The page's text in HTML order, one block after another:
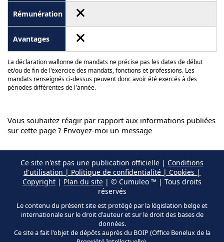
La déclaration wallonne de mandats ne précise pas les dates de début
et/ou de fin de l'exercice des mandats, fonctions et professions. Les
mandats renseignés ci-dessus peuvent donc avoir été exercés à des
périodes différentes de l'année.
Vous souhaitez réagir par rapport aux informations publiées
sur cette page ? Envoyez-moi un message
Ce site n'est pas une publication officielle | Conditions
d'utilisation | Politique de confidentialité | Cookies |
Copyright | Plan du site | © Cumuleo ™ | Tous droits
réservés
Le contenu du présent site est protégé par la législation belge et
internationale sur le droit d'auteur et sur le droit des bases de
données.
Ce site a fait l'objet de dépôts auprès du BOIP (Office Benelux de la